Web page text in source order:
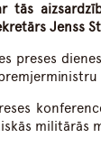
tās
Jenss
preses
militārās